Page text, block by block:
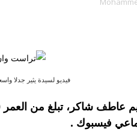
فيديو لسيدة يثير جدلا
فيسبوك .